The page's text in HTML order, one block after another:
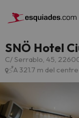
SNÖ Hotel
C/ Serrablo, 45,
A 321.7 m del